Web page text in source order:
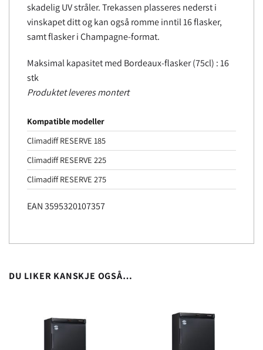
skadelig UV stråler. Trekassen plasseres nederst i
vinskapet ditt og kan også romme inntil 16 flasker,
samt flasker i Champagne-format.
Maksimal kapasitet med Bordeaux-flasker (75cl) : 16
stk
Produktet leveres montert
Kompatible modeller
Climadiff RESERVE 185
Climadiff RESERVE 225
Climadiff RESERVE 275
EAN 3595320107357
DU LIKER KANSKJE OGSÅ…